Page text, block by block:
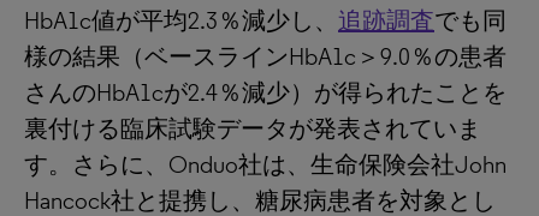
HbA1c値が平均2.3％減少し、 追跡調査でも同
様の結果（ベースラインHbA1c＞9.0％の患者
さんのHbA1cが2.4％減少）が得られたことを
裏付ける臨床試験データが発表されていま
す。さらに、Onduo社は、生命保険会社John
Hancock社と提携し、糖尿病患者を対象とし